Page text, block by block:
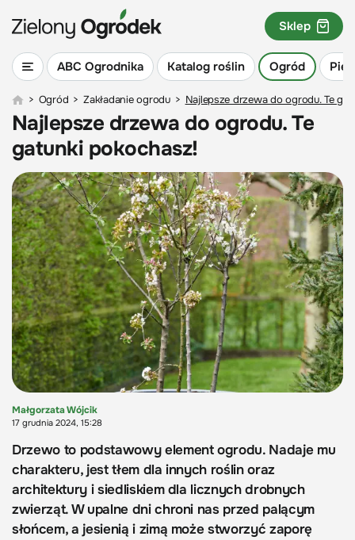
ABC Ogrodnika Katalog roślin Ogród
Sklep
> Ogród > Zakładanie ogrodu > Najlepsze drzewa do ogrodu. Te
Najlepsze drzewa do ogrodu. Te
gatunki pokochasz!
Małgorzata Wójcik
17 grudnia 2024, 15:28
Drzewo to podstawowy element ogrodu. Nadaje mu
charakteru, jest tłem dla innych roślin oraz
architektury i siedliskiem dla licznych drobnych
zwierząt. W upalne dni chroni nas przed palącym
słońcem, a jesienią i zimą może stworzyć zaporę